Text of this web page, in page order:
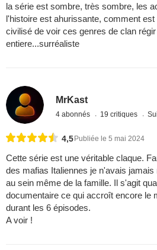
la série est sombre, très sombre, les
l'histoire est ahurissante, comment
civilisé de voir ces genres de clan
entiere...surréaliste
MrKast
4 abonnés 19 critiques
4,5 Publiée le 5 mai 2024
Cette série est une véritable claque.
des mafias Italiennes je n'avais
au sein même de la famille. Il s'agit
documentaire ce qui accroît encore le
durant les 6 épisodes.
A voir !